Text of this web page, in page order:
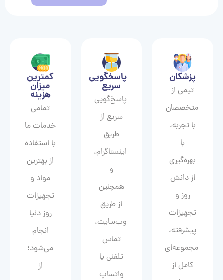
پزشکان
تیمی از
متخصصان
با تجربه،
با
بهره‌گیری
از دانش
روز و
تجهیزات
پیشرفته،
مجموعه‌ای
کامل از
پاسخگویی
سریع
پاسخ‌گویی
سریع از
طریق
اینستاگرام،
و
همچنین
از طریق
وب‌سایت،
تماس
تلفنی یا
واتساپ
کمترین
میزان
هزینه
تمامی
خدمات ما
با استفاده
از بهترین
مواد و
تجهیزات
روز دنیا
انجام
می‌شود؛
از